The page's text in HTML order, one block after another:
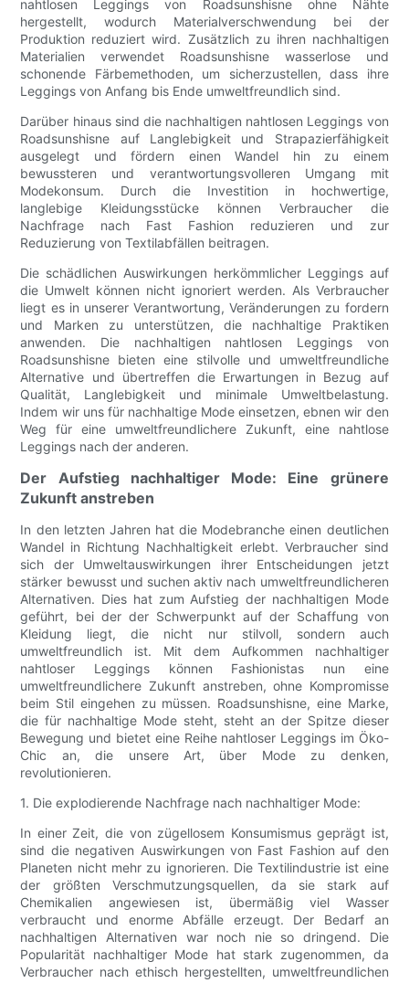
nahtlosen Leggings von Roadsunshisne ohne Nähte
hergestellt, wodurch Materialverschwendung bei der
Produktion reduziert wird. Zusätzlich zu ihren nachhaltigen
Materialien verwendet Roadsunshisne wasserlose und
schonende Färbemethoden, um sicherzustellen, dass ihre
Leggings von Anfang bis Ende umweltfreundlich sind.
Darüber hinaus sind die nachhaltigen nahtlosen Leggings von
Roadsunshisne auf Langlebigkeit und Strapazierfähigkeit
ausgelegt und fördern einen Wandel hin zu einem
bewussteren und verantwortungsvolleren Umgang mit
Modekonsum. Durch die Investition in hochwertige,
langlebige Kleidungsstücke können Verbraucher die
Nachfrage nach Fast Fashion reduzieren und zur
Reduzierung von Textilabfällen beitragen.
Die schädlichen Auswirkungen herkömmlicher Leggings auf
die Umwelt können nicht ignoriert werden. Als Verbraucher
liegt es in unserer Verantwortung, Veränderungen zu fordern
und Marken zu unterstützen, die nachhaltige Praktiken
anwenden. Die nachhaltigen nahtlosen Leggings von
Roadsunshisne bieten eine stilvolle und umweltfreundliche
Alternative und übertreffen die Erwartungen in Bezug auf
Qualität, Langlebigkeit und minimale Umweltbelastung.
Indem wir uns für nachhaltige Mode einsetzen, ebnen wir den
Weg für eine umweltfreundlichere Zukunft, eine nahtlose
Leggings nach der anderen.
Der Aufstieg nachhaltiger Mode: Eine grünere
Zukunft anstreben
In den letzten Jahren hat die Modebranche einen deutlichen
Wandel in Richtung Nachhaltigkeit erlebt. Verbraucher sind
sich der Umweltauswirkungen ihrer Entscheidungen jetzt
stärker bewusst und suchen aktiv nach umweltfreundlicheren
Alternativen. Dies hat zum Aufstieg der nachhaltigen Mode
geführt, bei der der Schwerpunkt auf der Schaffung von
Kleidung liegt, die nicht nur stilvoll, sondern auch
umweltfreundlich ist. Mit dem Aufkommen nachhaltiger
nahtloser Leggings können Fashionistas nun eine
umweltfreundlichere Zukunft anstreben, ohne Kompromisse
beim Stil eingehen zu müssen. Roadsunshisne, eine Marke,
die für nachhaltige Mode steht, steht an der Spitze dieser
Bewegung und bietet eine Reihe nahtloser Leggings im Öko-
Chic an, die unsere Art, über Mode zu denken,
revolutionieren.
1. Die explodierende Nachfrage nach nachhaltiger Mode:
In einer Zeit, die von zügellosem Konsumismus geprägt ist,
sind die negativen Auswirkungen von Fast Fashion auf den
Planeten nicht mehr zu ignorieren. Die Textilindustrie ist eine
der größten Verschmutzungsquellen, da sie stark auf
Chemikalien angewiesen ist, übermäßig viel Wasser
verbraucht und enorme Abfälle erzeugt. Der Bedarf an
nachhaltigen Alternativen war noch nie so dringend. Die
Popularität nachhaltiger Mode hat stark zugenommen, da
Verbraucher nach ethisch hergestellten, umweltfreundlichen